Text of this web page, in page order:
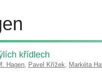
křídlech
Hagen, Pavel Křížek, Markéta